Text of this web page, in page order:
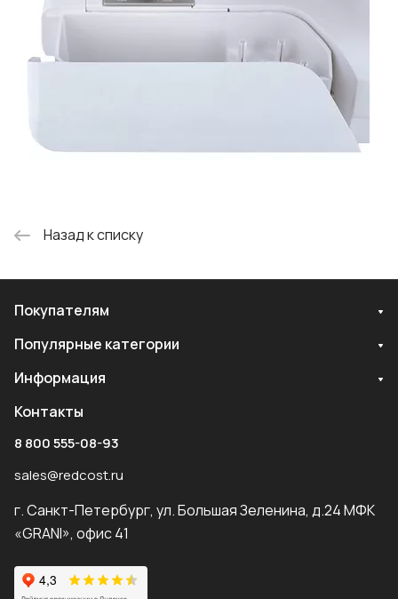
Назад к списку
Покупателям
Популярные категории
Информация
Контакты
8 800 555-08-93
sales@redcost.ru
г. Санкт-Петербург, ул. Большая Зеленина, д.24 МФК
«GRANI», офис 41